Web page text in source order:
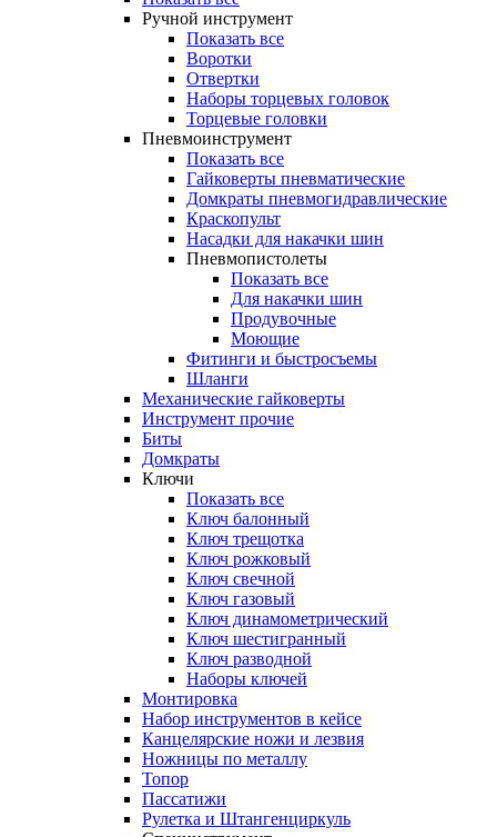
Ручной инструмент
Показать все
Воротки
Отвертки
Наборы торцевых головок
Торцевые головки
Пневмоинструмент
Показать все
Гайковерты пневматические
Домкраты пневмогидравлические
Краскопульт
Насадки для накачки шин
Пневмопистолеты
Показать все
Для накачки шин
Продувочные
Моющие
Фитинги и быстросъемы
Шланги
Механические гайковерты
Инструмент прочиe
Биты
Домкраты
Ключи
Показать все
Ключ балонный
Ключ трещотка
Ключ рожковый
Ключ свечной
Ключ газовый
Ключ динамометрический
Ключ шестигранный
Ключ разводной
Наборы ключей
Монтировка
Набор инструментов в кейсе
Канцелярские ножи и лезвия
Ножницы по металлу
Топор
Пассатижи
Рулетка и Штангенциркуль